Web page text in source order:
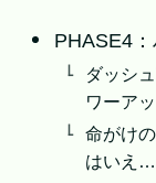
PHASE4
ダッシ
ワーア
命がけ
はいえ